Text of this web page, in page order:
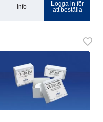
Info
Logga in för
att beställa